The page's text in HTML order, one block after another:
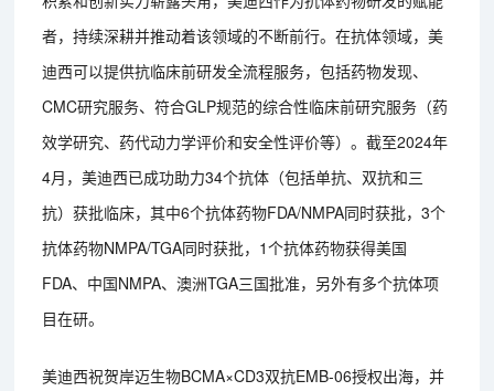
者，持续深耕并推动着该领域的不断前行。在抗体领域，美
迪西可以提供抗临床前研发全流程服务，包括药物发现、
CMC研究服务、符合GLP规范的综合性临床前研究服务（药
效学研究、药代动力学评价和安全性评价等）。截至2024年
4月，美迪西已成功助力34个抗体（包括单抗、双抗和三
抗）获批临床，其中6个抗体药物FDA/NMPA同时获批，3个
抗体药物NMPA/TGA同时获批，1个抗体药物获得美国
FDA、中国NMPA、澳洲TGA三国批准，另外有多个抗体项
目在研。
美迪西祝贺岸迈生物BCMA×CD3双抗EMB-06授权出海，并